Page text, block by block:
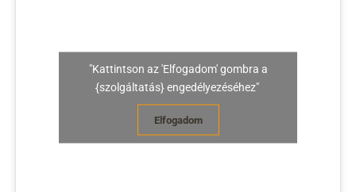
"Kattintson az 'Elfogadom' gombra a
{szolgáltatás} engedélyezéséhez"
Elfogadom